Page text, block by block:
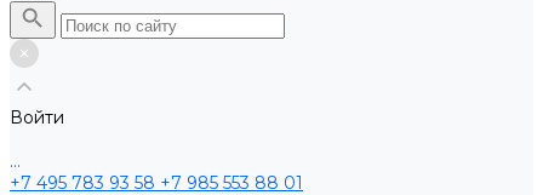
Войти
...
+7 495 783 93 58 +7 985 553 88 01